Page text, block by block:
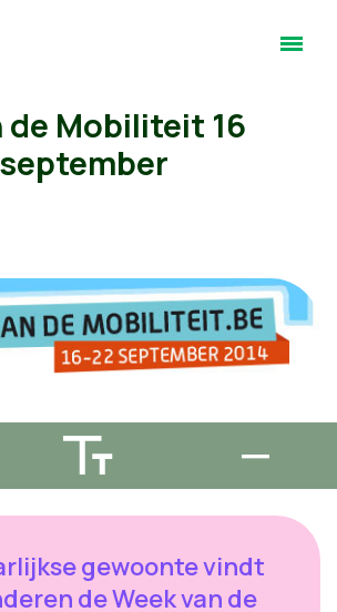
de Mobiliteit 16
gewoonte vindt
de Week van de